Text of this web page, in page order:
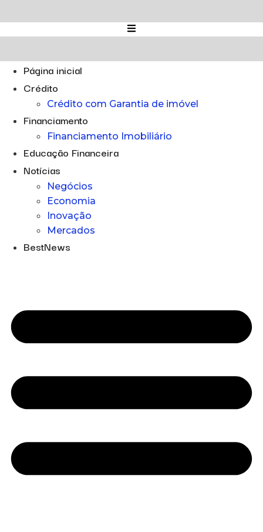
para
o
Página inicial
Crédito
Crédito com Garantia de imóvel
Financiamento
Financiamento Imobiliário
Educação Financeira
Notícias
Negócios
Economia
Inovação
Mercados
BestNews